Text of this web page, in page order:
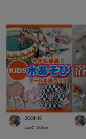
3COINS
Suu☺︎ 168cm